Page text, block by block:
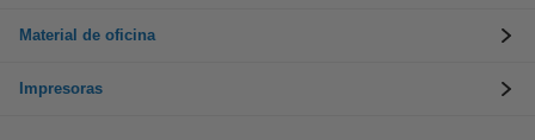
Material de oficina
Impresoras